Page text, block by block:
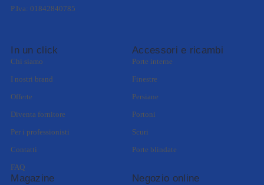
P.Iva: 01842840785
In un click
Chi siamo
I nostri brand
Offerte
Diventa fornitore
Per i professionisti
Contatti
FAQ
Accessori e ricambi
Porte interne
Finestre
Persiane
Portoni
Scuri
Porte blindate
Magazine Negozio online